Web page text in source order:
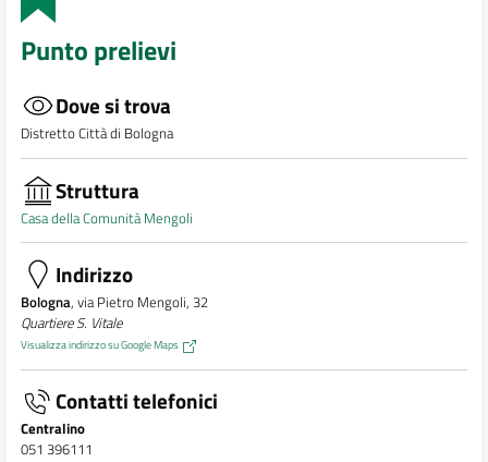
Punto prelievi
Dove si trova
Distretto Città di Bologna
Struttura
Casa della Comunità Mengoli
Indirizzo
Bologna, via Pietro Mengoli, 32
Quartiere S. Vitale
Visualizza indirizzo su Google Maps
Contatti telefonici
Centralino
051 396111